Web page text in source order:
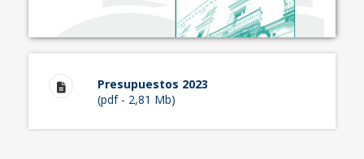
Presupuestos 2023
(pdf - 2,81 Mb)